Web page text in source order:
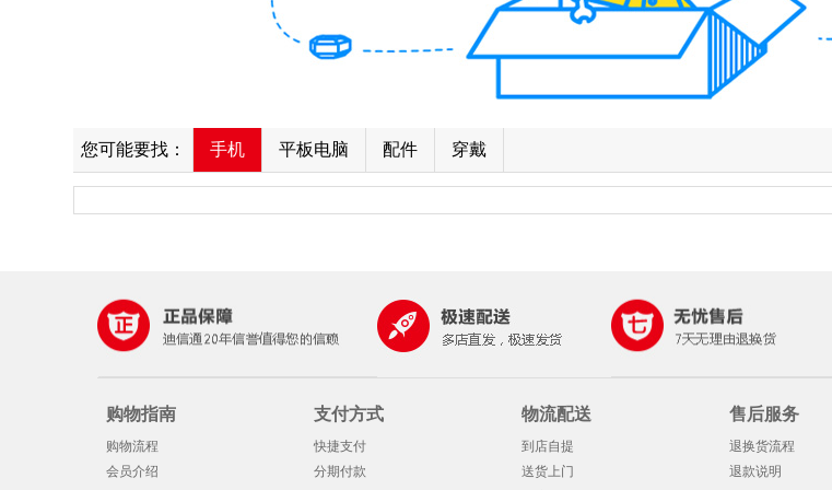
您可能要找： 手机 平板电脑 配件 穿戴
购物指南
购物流程
会员介绍
支付方式
快捷支付
分期付款
物流配送
到店自提
送货上门
售后服务
退换货流程
退款说明